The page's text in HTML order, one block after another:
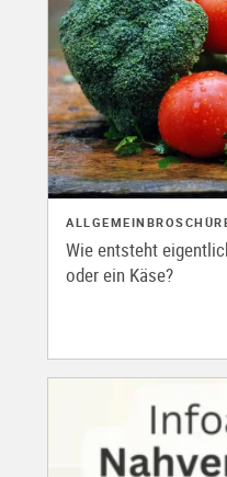
ALLGEMEIN
Wie entsteht
oder ein Käse?